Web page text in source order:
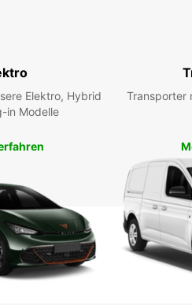
Buchen Sie noch heute Ihre
bei Europcar und genießen
Elektro, Hybrid
in Modelle
Transporter